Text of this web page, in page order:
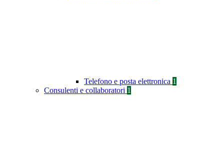
Telefono e posta elettronica 1
Consulenti e collaboratori 1